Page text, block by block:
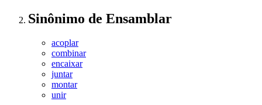
Sinônimo de Ensamblar
acoplar
combinar
encaixar
juntar
montar
unir